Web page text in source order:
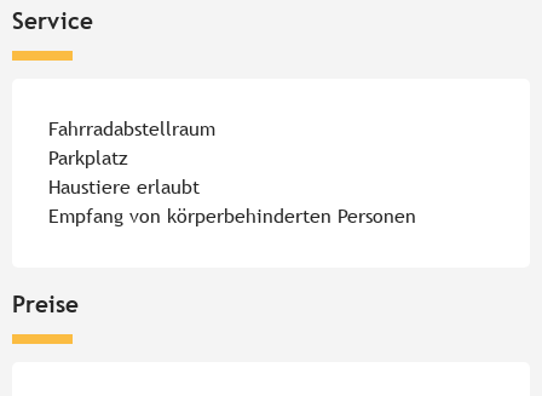
Service
Fahrradabstellraum
Parkplatz
Haustiere erlaubt
Empfang von körperbehinderten Personen
Preise